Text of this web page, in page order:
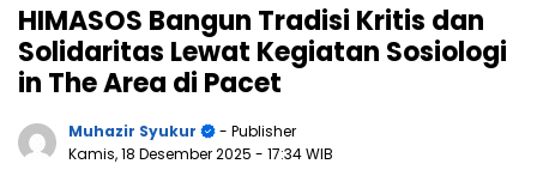
HIMASOS Bangun Tradisi Kritis dan
Solidaritas Lewat Kegiatan Sosiologi
in The Area di Pacet
Muhazir Syukur
- Publisher
Kamis, 18 Desember 2025 - 17:34 WIB